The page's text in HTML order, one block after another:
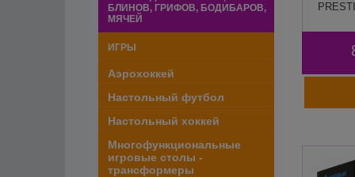
БЛИНОВ, ГРИФОВ, БОДИБАРОВ,
МЯЧЕЙ
ИГРЫ
Аэрохоккей
Настольный футбол
Настольный хоккей
Многофункциональные
игровые столы -
трансформеры